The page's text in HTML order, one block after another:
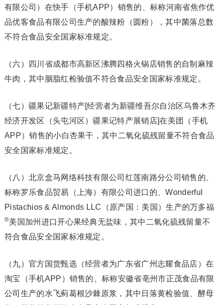
有限公司）在快手（手机APP）销售的、标称河南省焦作优
品优客食品有限公司生产的酸辣粉（圆粉），其中菌落总数
不符合食品安全国家标准规定。
（六）四川省成都市高新区沸腾四格火锅店销售的自制麻辣
牛肉，其中胭脂红检验值不符合食品安全国家标准规定。
（七）疆果记新疆特产[经营者为新疆维吾尔自治区乌鲁木齐
经济开发区（头屯河区）疆果记特产展销店]在美团（手机
APP）销售的小白杏果干，其中二氧化硫残留量不符合食品
安全国家标准规定。
（八）北京盒马网络科技有限公司红莲南路分公司销售的、
标称罗乐食品贸易（上海）有限公司进口的、Wonderful
Pistachios & Almonds LLC（原产国：美国）生产的万多福
®美国加州进口开心果经典无盐味，其中二氧化硫残留量不
符合食品安全国家标准规定。
（九）官方国货甄选（经营者为广东省广州志耀食品店）在
淘宝（手机APP）销售的、标称安徽省亳州市正茂食品有限
公司生产的水飞蓟葛根沙棘原浆，其中日落黄检验值、酵母